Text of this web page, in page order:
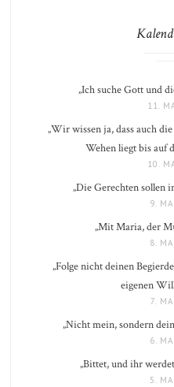
„Ich suche Gott und
11.
„Wir wissen ja, dass auch
Wehen liegt bis auf
10.
„Die Gerechten sollen
9.
„Mit Maria, der
8.
„Folge nicht deinen
eigenen
7.
„Nicht mein, sondern
6.
„Bittet, und ihr
5.